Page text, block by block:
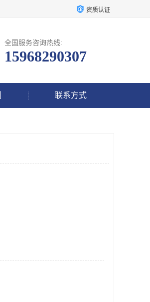
资质认证
全国服务咨询热线:
15968290307
联系方式